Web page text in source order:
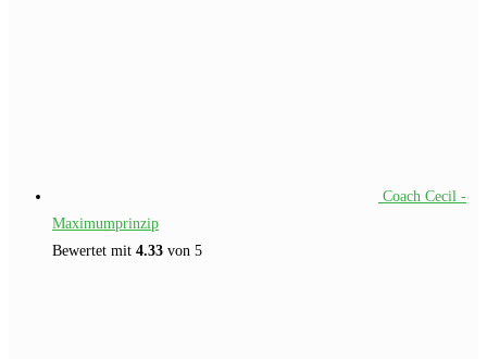
Coach Cecil -
Maximumprinzip
Bewertet mit 4.33 von 5